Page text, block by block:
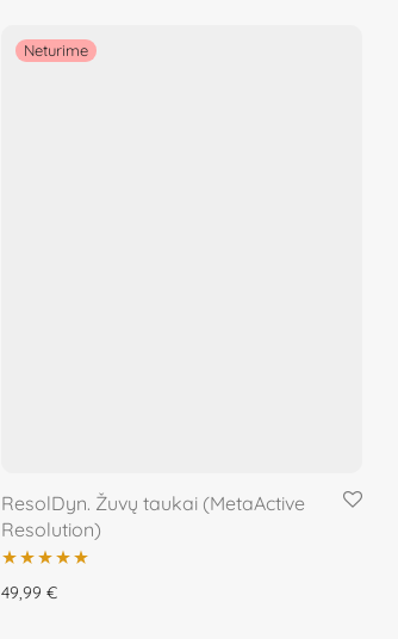
ResolDyn. Žuvų taukai (MetaActive
Resolution)
Įvertinimas:
49,99 €